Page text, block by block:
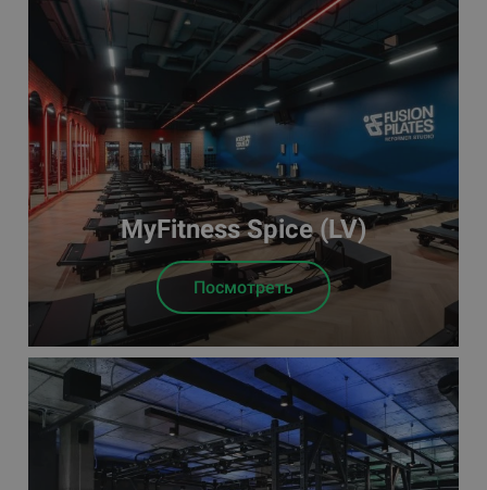
MyFitness Spice (LV)
Посмотреть